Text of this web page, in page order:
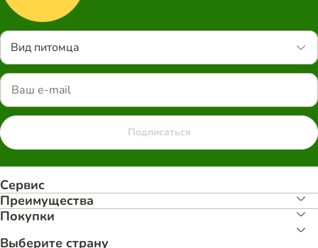
Вид питомца
Подписаться
Сервис
Преимуществa
Покупки
Выберите страну